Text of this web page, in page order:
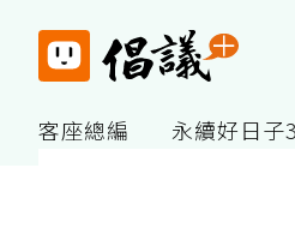
客座總編 永續好日子